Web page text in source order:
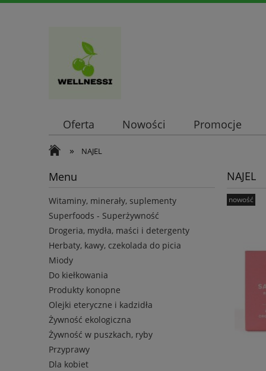
Oferta Nowości Promocje
» NAJEL
Menu
Witaminy, minerały, suplementy
Superfoods - Superżywność
Drogeria, mydła, maści i detergenty
Herbaty, kawy, czekolada do picia
Miody
Do kiełkowania
Produkty konopne
Olejki eteryczne i kadzidła
Żywność ekologiczna
Żywność w puszkach, ryby
Przyprawy
Dla kobiet
NAJEL
nowość